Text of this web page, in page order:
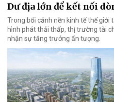
Dư địa lớn để kết nối
Trong bối cảnh nền kinh tế thế giới
hình phát thải thấp, thị trường tài
nhận sự tăng trưởng ấn tượng.